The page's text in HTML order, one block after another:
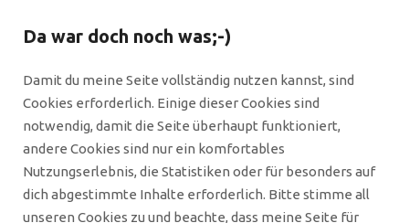
Da war doch noch was;-)
Damit du meine Seite vollständig nutzen kannst, sind
Cookies erforderlich. Einige dieser Cookies sind
notwendig, damit die Seite überhaupt funktioniert,
andere Cookies sind nur ein komfortables
Nutzungserlebnis, die Statistiken oder für besonders auf
dich abgestimmte Inhalte erforderlich. Bitte stimme all
unseren Cookies zu und beachte, dass meine Seite für